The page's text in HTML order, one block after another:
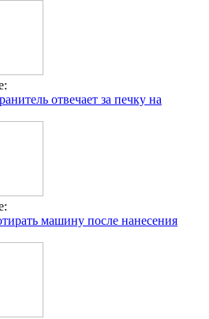
отвечает за печку на
машину после нанесения